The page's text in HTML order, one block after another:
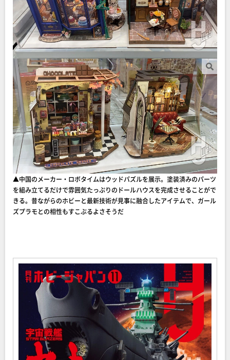
▲中国のメーカー・ロボタイムはウッドパズルを展示。塗装済みのパーツ
を組み立てるだけで雰囲気たっぷりのドールハウスを完成させることがで
きる。昔ながらのホビーと最新技術が見事に融合したアイテムで、ガール
ズプラモとの相性もすこぶるよさそうだ